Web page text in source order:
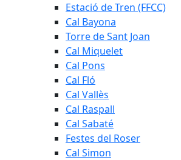
Estació de Tren (FFCC)
Cal Bayona
Torre de Sant Joan
Cal Miquelet
Cal Pons
Cal Fló
Cal Vallès
Cal Raspall
Cal Sabaté
Festes del Roser
Cal Simon